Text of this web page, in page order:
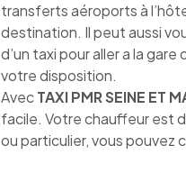
transferts aéroports à
destination. Il peut aussi
d’un taxi pour aller a la
votre disposition.
AvecTAXI PMR SEINE ET
facile. Votre chauffeur est
ou particulier, vous pouvez